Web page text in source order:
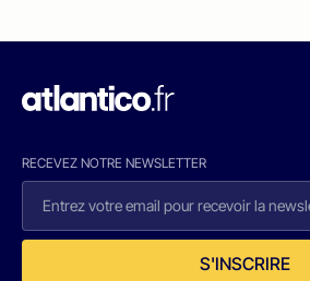
RECEVEZ NOTRE NEWSLETTER
S'INSCRIRE